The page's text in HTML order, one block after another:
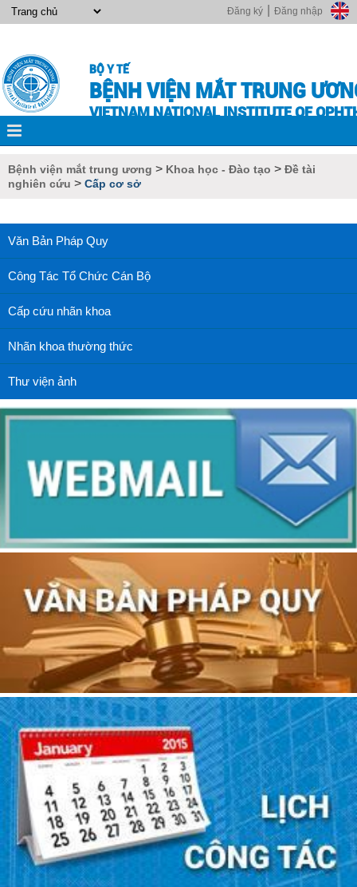
Đăng nhập
Đăng ký
BỘ Y TẾ
BỆNH VIỆN MẮT TRUNG
VIETNAM NATIONAL INSTITUTE OF
Bệnh viện mắt trung ương > Khoa học - Đào tạo > Đề tài
nghiên cứu > Cấp cơ sở
Văn Bản Pháp Quy
Công Tác Tổ Chức Cán Bộ
Cấp cứu nhãn khoa
Nhãn khoa thường thức
Thư viện ảnh